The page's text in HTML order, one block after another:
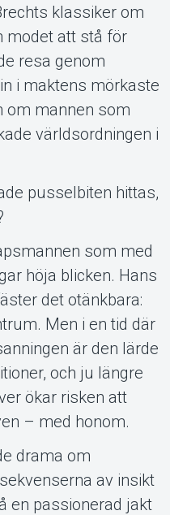
klassiker om
modet att stå för
resa genom
i maktens mörkaste
om mannen som
världsordningen i
pusselbiten hittas,
som med
höja blicken. Hans
det otänkbara:
Men i en tid där
är den lärde
och ju längre
ökar risken att
– med honom.
drama om
av insikt
en passionerad jakt